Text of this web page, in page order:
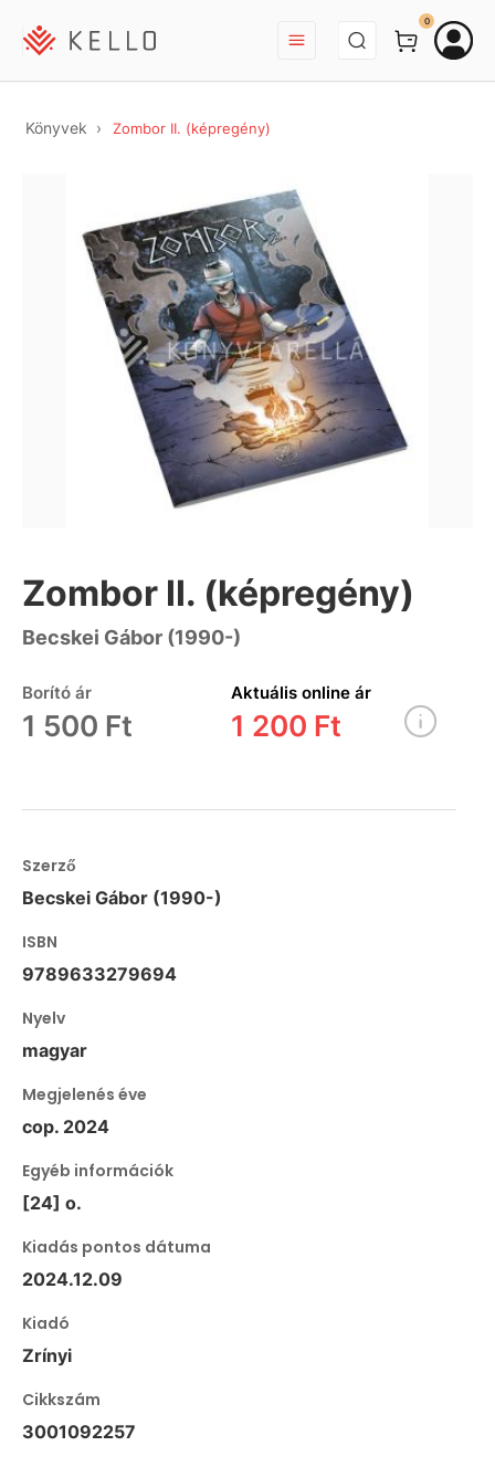
BEJELENTKEZÉS
0
Könyvek Zombor II. (képregény)
Zombor II. (képregény)
Becskei Gábor (1990-)
Borító ár
1 500 Ft
Aktuális online ár
1 200 Ft
Szerző
Becskei Gábor (1990-)
ISBN
9789633279694
Nyelv
magyar
Megjelenés éve
cop. 2024
Egyéb információk
[24] o.
Kiadás pontos dátuma
2024.12.09
Kiadó
Zrínyi
Cikkszám
3001092257